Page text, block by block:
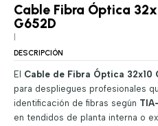
Cable Fibra Óptica
G652D
DESCRIPCIÓN
El Cable de Fibra Óptica 32x10
para despliegues profesionales
identificación de fibras según
en tendidos de planta interna o